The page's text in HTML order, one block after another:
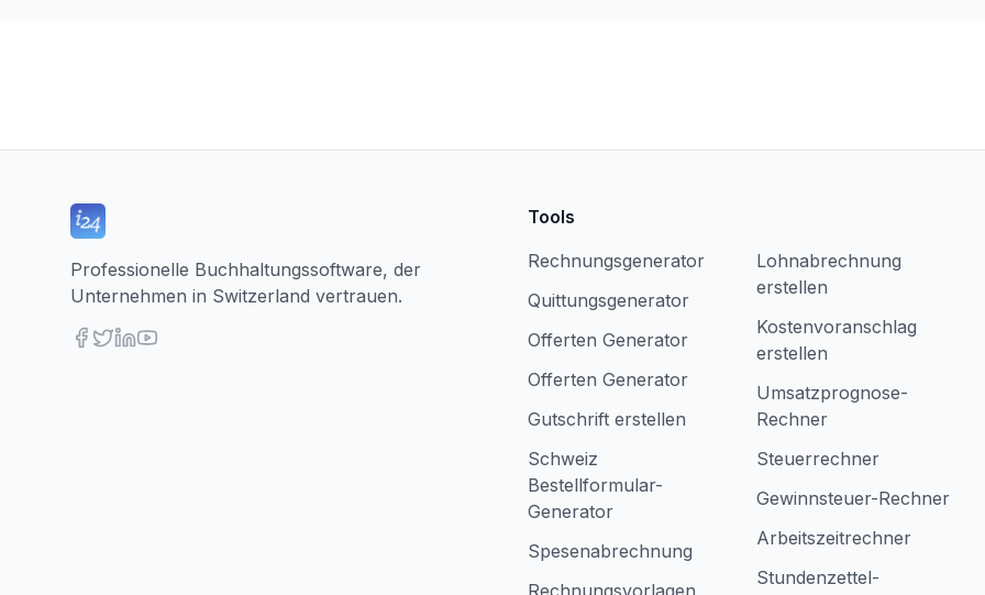
Professionelle Buchhaltungssoftware, der
Unternehmen in Switzerland vertrauen.
Tools
Rechnungsgenerator
Quittungsgenerator
Offerten Generator
Offerten Generator
Gutschrift erstellen
Schweiz
Bestellformular-
Generator
Spesenabrechnung
Rechnungsvorlagen
Lohnabrechnung
erstellen
Kostenvoranschlag
erstellen
Umsatzprognose-
Rechner
Steuerrechner
Gewinnsteuer-Rechner
Arbeitszeitrechner
Stundenzettel-